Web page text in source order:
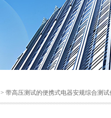
> 带高压测试的便携式电器安规综合测试